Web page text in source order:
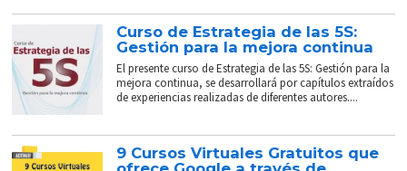
Curso de Estrategia de las 5S:
Gestión para la mejora continua
El presente curso de Estrategia de las 5S: Gestión para la
mejora continua, se desarrollará por capítulos extraídos
de experiencias realizadas de diferentes autores....
9 Cursos Virtuales Gratuitos que